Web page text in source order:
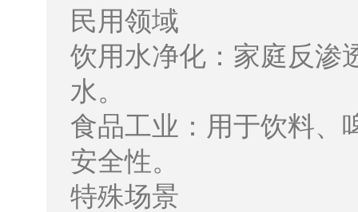
民用领域
饮用水净化：家庭反渗
水。
食品工业：用于饮料、
安全性。
特殊场景